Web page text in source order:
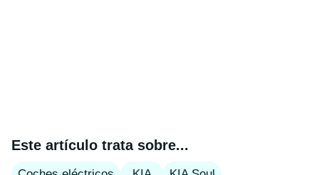
Este artículo trata sobre...